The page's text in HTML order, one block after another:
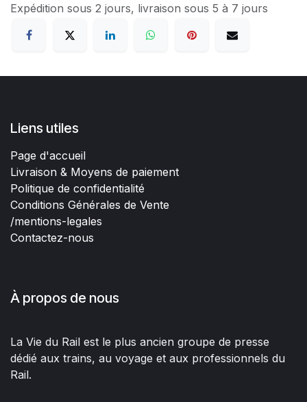
Expédition sous 2 jours, livraison sous 5 à 7 jours
Liens utiles
Page d'accueil
Livraison & Moyens de paiement
Politique de confidentialité
Conditions Générales de Vente
/mentions-legales
Contactez-nous
À propos de nous
La Vie du Rail est le plus ancien groupe de presse
dédié aux trains, au voyage et aux professionnels du
Rail.